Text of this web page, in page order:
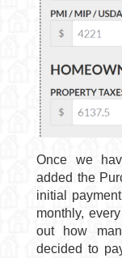
Once we
added the
initial
monthly,
out how
decided to